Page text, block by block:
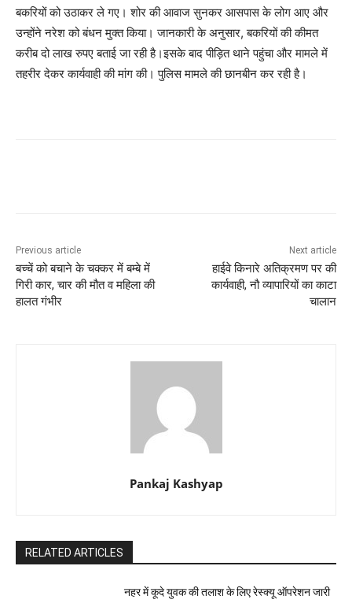
बकरियों को उठाकर ले गए। शोर की आवाज सुनकर आसपास के लोग आए और
उन्होंने नरेश को बंधन मुक्त किया। जानकारी के अनुसार, बकरियों की कीमत
करीब दो लाख रुपए बताई जा रही है।इसके बाद पीड़ित थाने पहुंचा और मामले में
तहरीर देकर कार्यवाही की मांग की। पुलिस मामले की छानबीन कर रही है।
Previous article
बच्चें को बचाने के चक्कर में बम्बे में
गिरी कार, चार की मौत व महिला की
हालत गंभीर
Next article
हाईवे किनारे अतिक्रमण पर की
कार्यवाही, नौ व्यापारियों का काटा
चालान
Pankaj Kashyap
RELATED ARTICLES
नहर में कूदे युवक की तलाश के लिए रेस्क्यू ऑपरेशन जारी